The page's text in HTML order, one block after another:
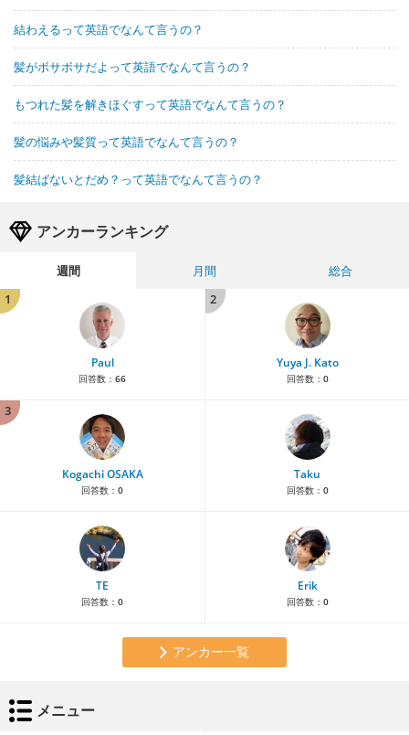
結わえるって英語でなんて言うの？
髪がボサボサだよって英語でなんて言うの？
もつれた髪を解きほぐすって英語でなんて言うの？
髪の悩みや髪質って英語でなんて言うの？
髪結ばないとだめ？って英語でなんて言うの？
アンカーランキング
週間 月間
総合
1
Paul
回答数： 66
2
Yuya J. Kato
回答数： 0
3
Kogachi OSAKA
回答数： 0
Taku
回答数： 0
TE
回答数： 0
Erik
回答数： 0
アンカー一覧
メニュー